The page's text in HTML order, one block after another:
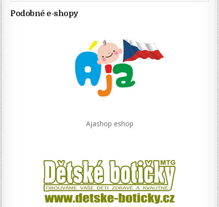
Podobné e-shopy
Ajashop eshop